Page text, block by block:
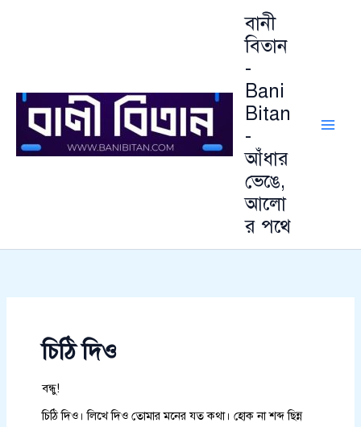
বানী
বিতান
-
Bani
Bitan
-
আঁধার
ভেঙে,
আলো
র পথে
চিঠি দিও
বন্ধু!
চিঠি দিও। লিখে দিও তোমার মনের যত কথা। হোক না শব্দ ছিন্ন